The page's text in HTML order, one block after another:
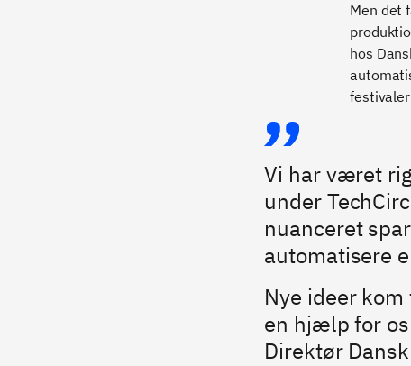
Men det
hos
Vi har været
under
nuanceret
automatisere
Nye ideer
en hjælp for
Direktør